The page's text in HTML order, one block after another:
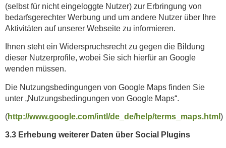
(selbst für nicht eingeloggte Nutzer) zur Erbringung von
bedarfsgerechter Werbung und um andere Nutzer über Ihre
Aktivitäten auf unserer Webseite zu informieren.
Ihnen steht ein Widerspruchsrecht zu gegen die Bildung
dieser Nutzerprofile, wobei Sie sich hierfür an Google
wenden müssen.
Die Nutzungsbedingungen von Google Maps finden Sie
unter „Nutzungsbedingungen von Google Maps“.
(http://www.google.com/intl/de_de/help/terms_maps.html )
3.3 Erhebung weiterer Daten über Social Plugins